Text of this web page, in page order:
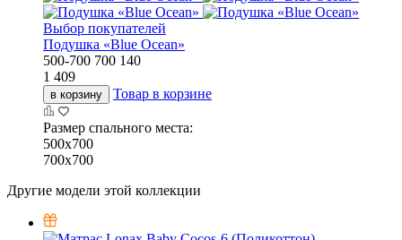
Выбор покупателей
Подушка «Bluе Ocean»
500-700 700 140
1 409
в корзину Товар в корзине
Размер спального места:
500х700
700х700
Другие модели этой коллекции